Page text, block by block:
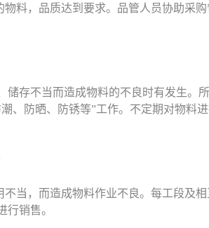
料，品质达到要求。品管人员协助采
存不当而造成物料的不良时有发生。
、防晒、防锈等”工作。不定期对物料
当，而造成物料作业不良。每工段及
销售。